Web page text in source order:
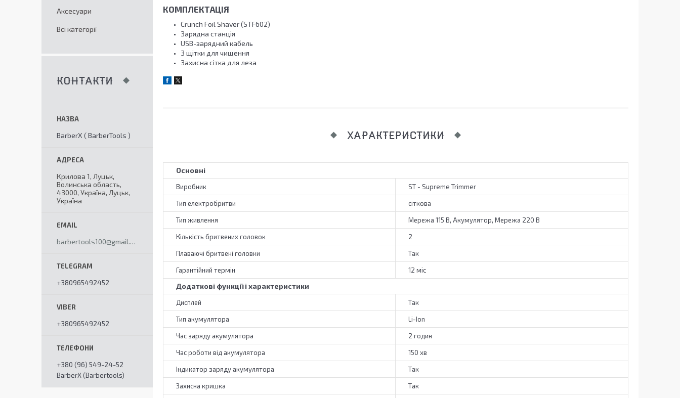
КОМПЛЕКТАЦІЯ
Crunch Foil Shaver (STF602)
Зарядна станція
USB-зарядний кабель
3 щітки для чищення
Захисна сітка для леза
ХАРАКТЕРИСТИКИ
Основні
Виробник ST - Supreme Trimmer
Тип електробритви сіткова
Тип живлення Мережа 115 В, Акумулятор, Мережа 220 В
Кількість бритвених головок 2
Плаваючі бритвені головки Так
Гарантійний термін 12 міс
Додаткові функції і характеристики
Дисплей Так
Тип акумулятора Li-Ion
Час заряду акумулятора 2 годин
Час роботи від акумулятора 150 хв
Індикатор заряду акумулятора Так
Захисна кришка Так
Аксесуари
Всі категорії
КОНТАКТИ
BarberX ( BarberTools )
Крилова 1, Луцьк,
Волинська область,
43000, Україна, Луцьк,
Україна
barbertools100@gmail.com
+380965492452
+380965492452
+380 (96) 549-24-52
BarberX (Barbertools)